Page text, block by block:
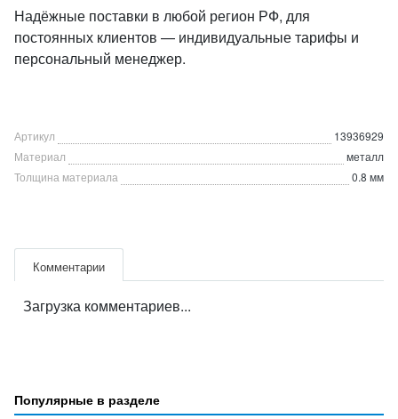
Надёжные поставки в любой регион РФ, для
постоянных клиентов — индивидуальные тарифы и
персональный менеджер.
Артикул
13936929
Материал
металл
Толщина материала
0.8 мм
Комментарии
Загрузка комментариев...
Популярные в разделе